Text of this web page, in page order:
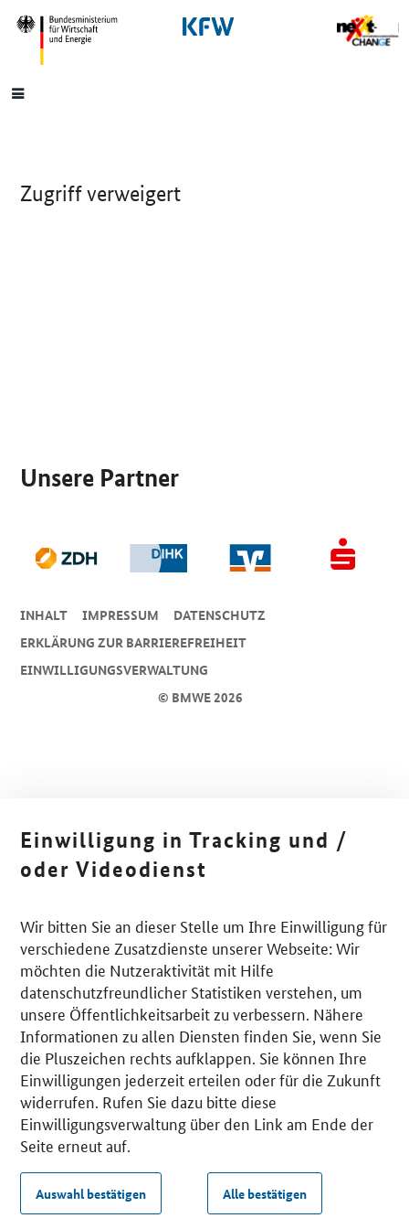
SrOnlyNavigation
Hauptmenü
Zugriff verweigert
Unsere Partner
© BMWE 2026
INHALT IMPRESSUM
DA­TEN­SCHUTZ
ERKLÄRUNG ZUR BARRIEREFREIHEIT
EINWILLIGUNGSVERWALTUNG
Einwilligung in Tracking und /
oder Videodienst
Wir bitten Sie an dieser Stelle um Ihre Einwilligung für
verschiedene Zusatzdienste unserer Webseite: Wir
möchten die Nutzeraktivität mit Hilfe
datenschutzfreundlicher Statistiken verstehen, um
unsere Öffentlichkeitsarbeit zu verbessern. Nähere
Informationen zu allen Diensten finden Sie, wenn Sie
die Pluszeichen rechts aufklappen. Sie können Ihre
Einwilligungen jederzeit erteilen oder für die Zukunft
widerrufen. Rufen Sie dazu bitte diese
Einwilligungsverwaltung über den Link am Ende der
Seite erneut auf.
Auswahl bestätigen Alle bestätigen